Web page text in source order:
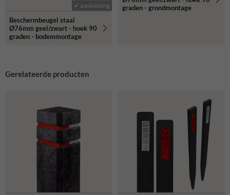
✔ aanbieding
Beschermbeugel staal
Ø76mm geel/zwart - hoek 90
graden - bodemmontage
graden - grondmontage
Gerelateerde producten